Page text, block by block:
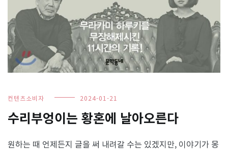
컨텐츠소비자 2024-01-21
수리부엉이는 황혼에 날아오른다
원하는 때 언제든지 글을 써 내려갈 수는 있겠지만, 이야기가 몽